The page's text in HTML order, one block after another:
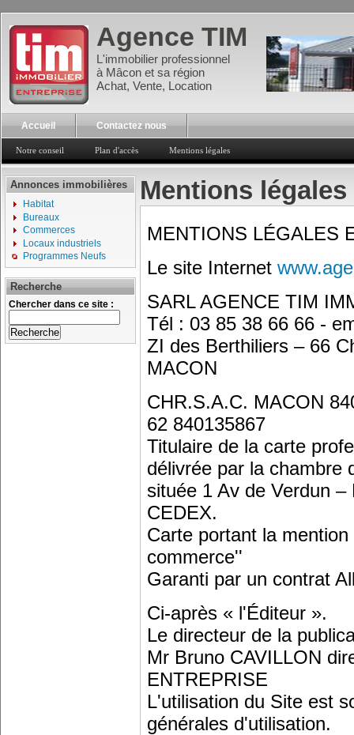
Agence TIM
L'immobilier professionnel
à Mâcon et sa région
Achat, Vente, Location
Accueil Contactez nous
Notre conseil Plan d'accès Mentions légales
Annonces immobilières
Habitat
Bureaux
Commerces
Locaux industriels
Programmes Neufs
Recherche
Chercher dans ce site :
Mentions légales
MENTIONS LÉGALES
Le site Internet
SARL AGENCE TIM
Tél : 03 85 38 66 66 -
ZI des Berthiliers – 66
MACON
CHR.S.A.C. MACON
62 840135867
Titulaire de la carte
délivrée par la chambre
située 1 Av de Verdun
CEDEX.
Carte portant la
commerce''
Garanti par un contrat
Ci-après « l'Éditeur ».
Le directeur de la
Mr Bruno CAVILLON
ENTREPRISE
L'utilisation du Site est
générales d'utilisation.